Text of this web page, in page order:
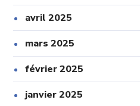
avril 2025
mars 2025
février 2025
janvier 2025